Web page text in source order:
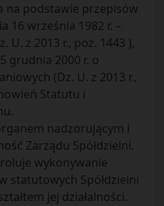
na podstawie przepisów
16 września 1982 r. –
U. z 2013 r., poz. 1443 ),
grudnia 2000 r. o
(Dz. U. z 2013 r.,
Statutu i
nadzorującym i
Zarządu Spółdzielni.
wykonywanie
statutowych Spółdzielni
jej działalności.